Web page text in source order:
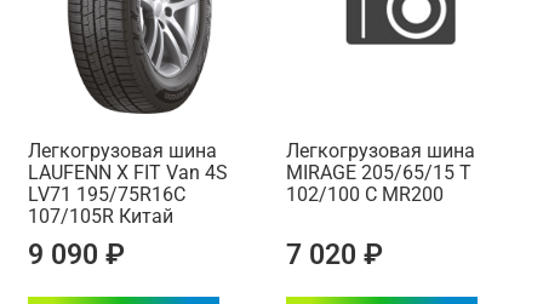
Легкогрузовая шина
LAUFENN X FIT Van 4S
LV71 195/75R16C
107/105R Китай
9 090 ₽
Легкогрузовая шина
MIRAGE 205/65/15 T
102/100 C MR200
7 020 ₽